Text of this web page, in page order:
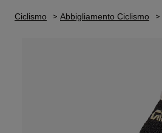
Ciclismo Abbigliamento Ciclismo